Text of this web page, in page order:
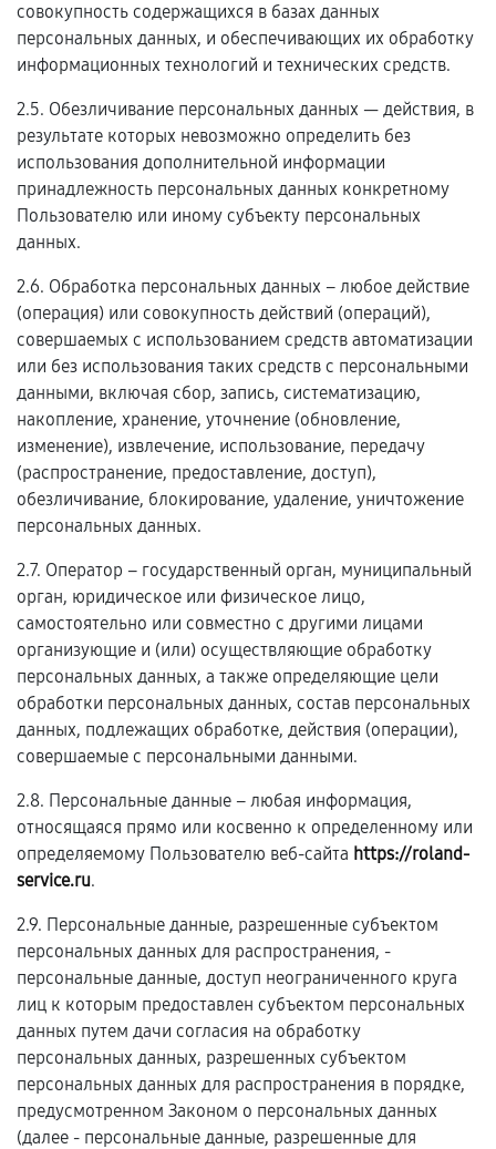
совокупность содержащихся в базах данных
персональных данных, и обеспечивающих их обработку
информационных технологий и технических средств.
2.5. Обезличивание персональных данных — действия, в
результате которых невозможно определить без
использования дополнительной информации
принадлежность персональных данных конкретному
Пользователю или иному субъекту персональных
данных.
2.6. Обработка персональных данных – любое действие
(операция) или совокупность действий (операций),
совершаемых с использованием средств автоматизации
или без использования таких средств с персональными
данными, включая сбор, запись, систематизацию,
накопление, хранение, уточнение (обновление,
изменение), извлечение, использование, передачу
(распространение, предоставление, доступ),
обезличивание, блокирование, удаление, уничтожение
персональных данных.
2.7. Оператор – государственный орган, муниципальный
орган, юридическое или физическое лицо,
самостоятельно или совместно с другими лицами
организующие и (или) осуществляющие обработку
персональных данных, а также определяющие цели
обработки персональных данных, состав персональных
данных, подлежащих обработке, действия (операции),
совершаемые с персональными данными.
2.8. Персональные данные – любая информация,
относящаяся прямо или косвенно к определенному или
определяемому Пользователю веб-сайта https://roland-
service.ru.
2.9. Персональные данные, разрешенные субъектом
персональных данных для распространения, -
персональные данные, доступ неограниченного круга
лиц к которым предоставлен субъектом персональных
данных путем дачи согласия на обработку
персональных данных, разрешенных субъектом
персональных данных для распространения в порядке,
предусмотренном Законом о персональных данных
(далее - персональные данные, разрешенные для